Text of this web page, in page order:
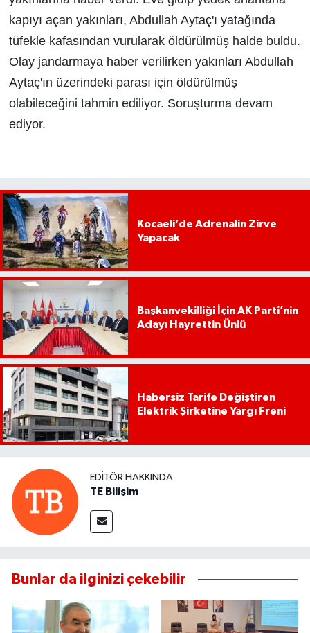
kapıyı açan yakınları, Abdullah Aytaç'ı yatağında
tüfekle kafasından vurularak öldürülmüş halde buldu.
Olay jandarmaya haber verilirken yakınları Abdullah
Aytaç'ın üzerindeki parası için öldürülmüş
olabileceğini tahmin ediliyor. Soruşturma devam
ediyor.
Kocaeli’de Adrenalin Zirve
Yapacak
Başkanvekilliği İçin AK Parti’nin
Adayı Hayrettin Ünlü
Habersiz Tarife Değiştiren
Elektrik Şirketine Yargı Freni
EDITÖR HAKKINDA
TE Bilişim
Bunlar da ilginizi çekebilir